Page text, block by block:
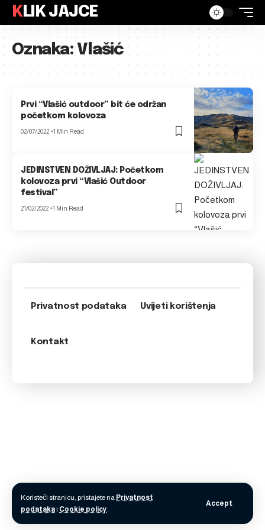
Koristeći stranicu, pristajete na Privatnost
podatakai Cookie policy.
Accept
KLIK JAJCE
Oznaka:Vlašić
Prvi “Vlašić outdoor” bit će održan
početkom kolovoza
02/07/2022 1 Min Read
JEDINSTVEN DOŽIVLJAJ: Početkom
kolovoza prvi “Vlašić Outdoor
festival”
21/02/2022 1 Min Read
Privatnost podataka Uvijeti korištenja
Kontakt